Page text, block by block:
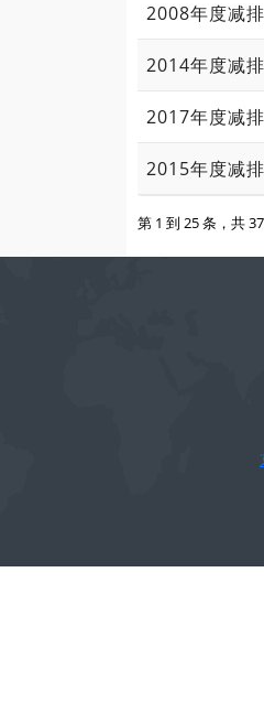
2008年度减
2014年度减
2017年度减
2015年度减
第 1 到 25 条，共